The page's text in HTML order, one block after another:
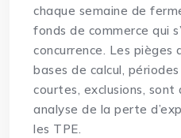
chaque semaine de
fonds de commerce qui
concurrence. Les
bases de calcul,
courtes, exclusions,
analyse de laperte
les TPE.